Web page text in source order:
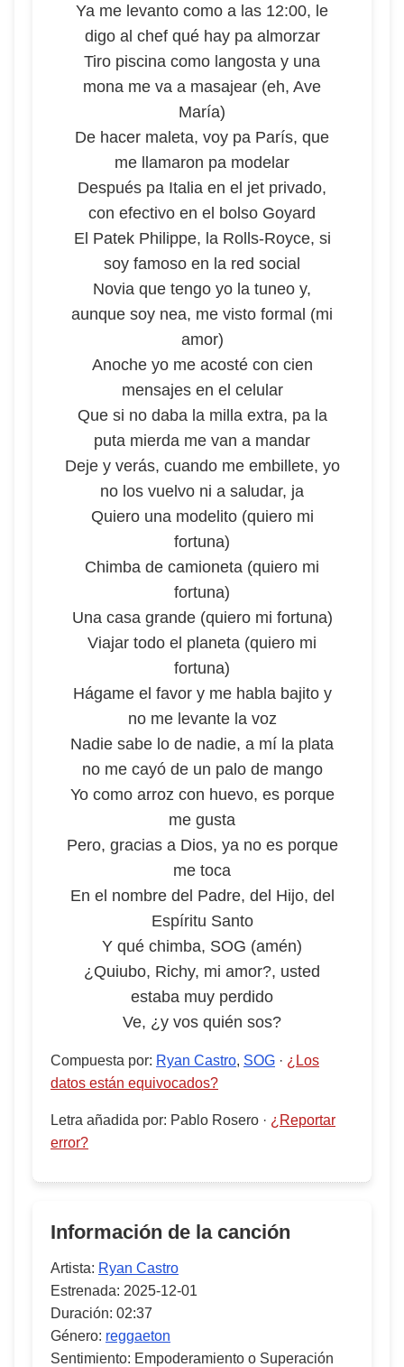
Ya me levanto como a las 12:00, le
digo al chef qué hay pa almorzar
Tiro piscina como langosta y una
mona me va a masajear (eh, Ave
María)
De hacer maleta, voy pa París, que
me llamaron pa modelar
Después pa Italia en el jet privado,
con efectivo en el bolso Goyard
El Patek Philippe, la Rolls-Royce, si
soy famoso en la red social
Novia que tengo yo la tuneo y,
aunque soy nea, me visto formal (mi
amor)
Anoche yo me acosté con cien
mensajes en el celular
Que si no daba la milla extra, pa la
puta mierda me van a mandar
Deje y verás, cuando me embillete, yo
no los vuelvo ni a saludar, ja
Quiero una modelito (quiero mi
fortuna)
Chimba de camioneta (quiero mi
fortuna)
Una casa grande (quiero mi fortuna)
Viajar todo el planeta (quiero mi
fortuna)
Hágame el favor y me habla bajito y
no me levante la voz
Nadie sabe lo de nadie, a mí la plata
no me cayó de un palo de mango
Yo como arroz con huevo, es porque
me gusta
Pero, gracias a Dios, ya no es porque
me toca
En el nombre del Padre, del Hijo, del
Espíritu Santo
Y qué chimba, SOG (amén)
¿Quiubo, Richy, mi amor?, usted
estaba muy perdido
Ve, ¿y vos quién sos?
Compuesta por: Ryan Castro, SOG · ¿Los
datos están equivocados?
Letra añadida por: Pablo Rosero · ¿Reportar
error?
Información de la canción
Artista: Ryan Castro
Estrenada: 2025-12-01
Duración: 02:37
Género: reggaeton
Sentimiento: Empoderamiento o Superación